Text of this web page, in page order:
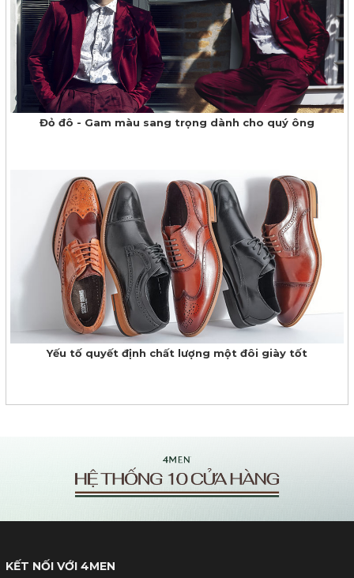
Đỏ đô - Gam màu sang trọng dành cho quý ông
Yếu tố quyết định chất lượng một đôi giày tốt
KẾT NỐI VỚI 4MEN